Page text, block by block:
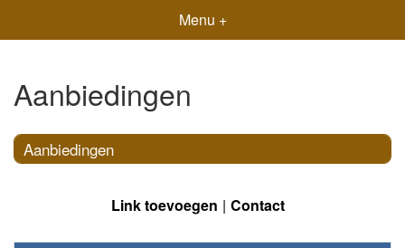
Menu +
Aanbiedingen
Aanbiedingen
Link toevoegen Contact